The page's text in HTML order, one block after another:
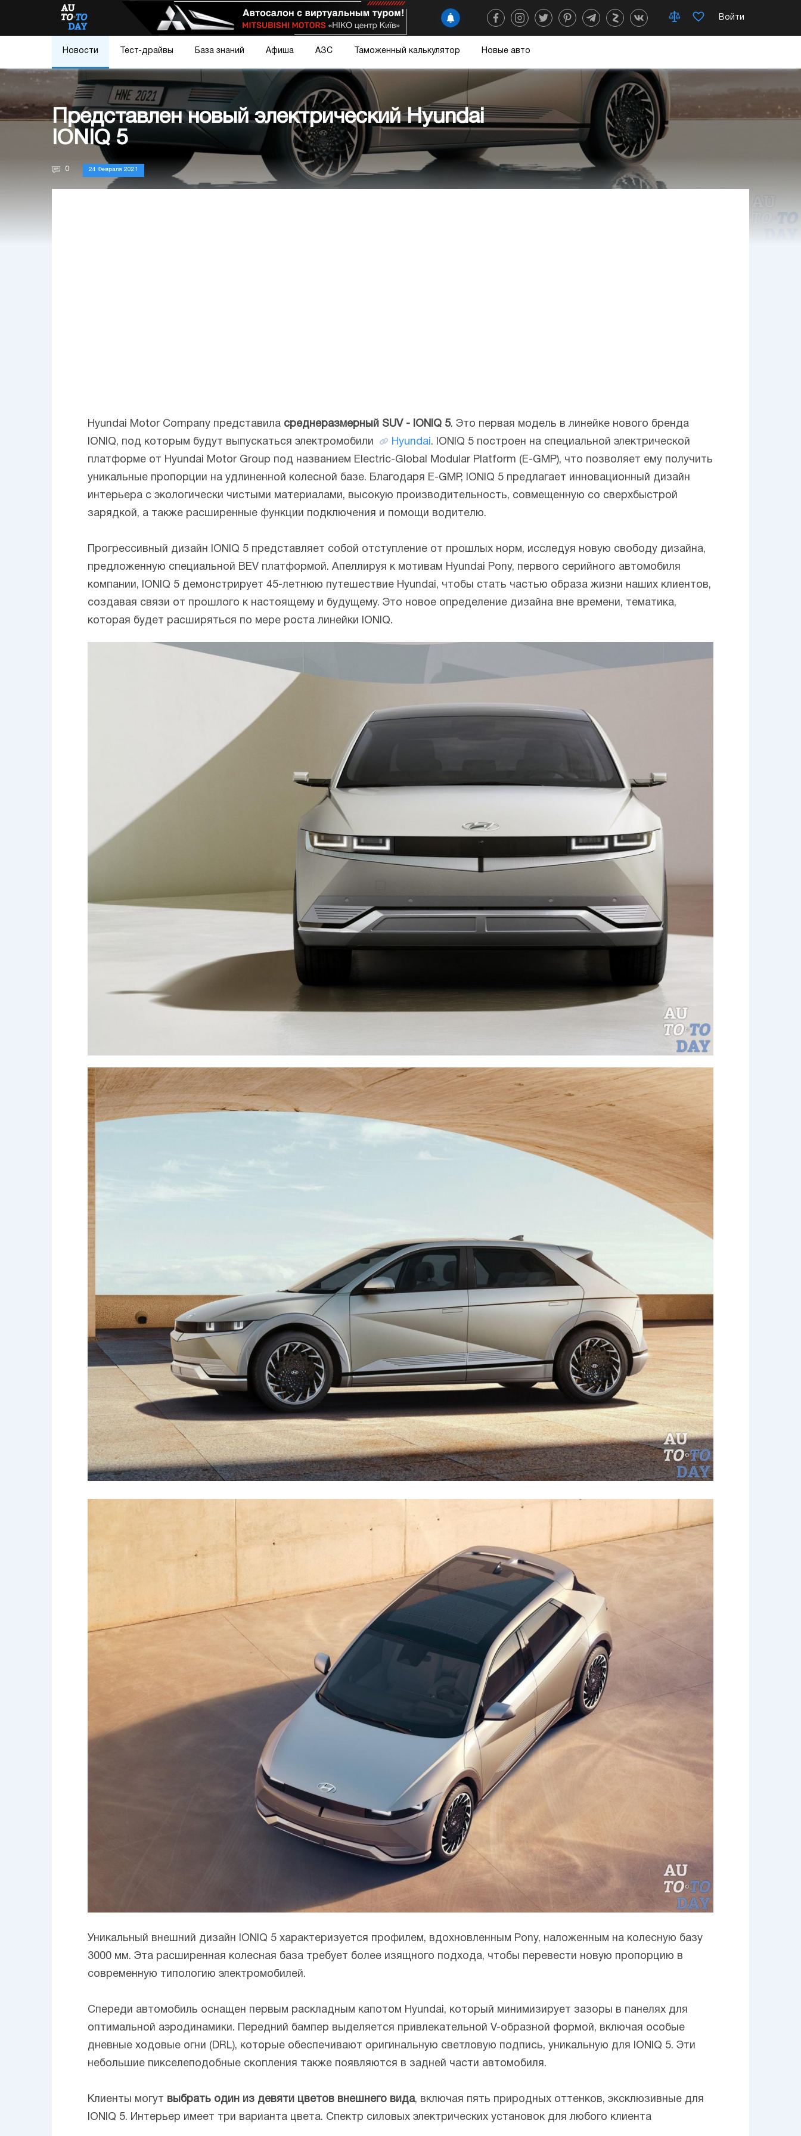
Войти
Новости Тест-драйвы База знаний Афиша АЗС Таможенный калькулятор Новые авто
Представлен новый электрический Hyundai
IONIQ 5
0 24 Февраля 2021
Hyundai Motor Company представила среднеразмерный SUV - IONIQ 5. Это первая модель в линейке нового бренда
IONIQ, под которым будут выпускаться электромобили
Hyundai. IONIQ 5 построен на специальной электрической
платформе от Hyundai Motor Group под названием Electric-Global Modular Platform (E-GMP), что позволяет ему получить
уникальные пропорции на удлиненной колесной базе. Благодаря E-GMP, IONIQ 5 предлагает инновационный дизайн
интерьера с экологически чистыми материалами, высокую производительность, совмещенную со сверхбыстрой
зарядкой, а также расширенные функции подключения и помощи водителю.
Прогрессивный дизайн IONIQ 5 представляет собой отступление от прошлых норм, исследуя новую свободу дизайна,
предложенную специальной BEV платформой. Апеллируя к мотивам Hyundai Pony, первого серийного автомобиля
компании, IONIQ 5 демонстрирует 45-летнюю путешествие Hyundai, чтобы стать частью образа жизни наших клиентов,
создавая связи от прошлого к настоящему и будущему. Это новое определение дизайна вне времени, тематика,
которая будет расширяться по мере роста линейки IONIQ.
Уникальный внешний дизайн IONIQ 5 характеризуется профилем, вдохновленным Pony, наложенным на колесную базу
3000 мм. Эта расширенная колесная база требует более изящного подхода, чтобы перевести новую пропорцию в
современную типологию электромобилей.
Спереди автомобиль оснащен первым раскладным капотом Hyundai, который минимизирует зазоры в панелях для
оптимальной аэродинамики. Передний бампер выделяется привлекательной V-образной формой, включая особые
дневные ходовые огни (DRL), которые обеспечивают оригинальную светловую подпись, уникальную для IONIQ 5. Эти
небольшие пикселеподобные скопления также появляются в задней части автомобиля.
Клиенты могут выбрать один из девяти цветов внешнего вида, включая пять природных оттенков, эксклюзивные для
IONIQ 5. Интерьер имеет три варианта цвета. Спектр силовых электрических установок для любого клиента